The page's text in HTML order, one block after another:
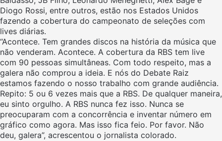
Diogo Rossi, entre outros, estão nos Estados Unidos
fazendo a cobertura do campeonato de seleções com
lives diárias.
“Acontece. Tem grandes discos na história da música que
não venderam. Acontece. A cobertura da RBS tem live
com 90 pessoas simultâneas. Com todo respeito, mas a
galera não comprou a ideia. E nós do Debate Raiz
estamos fazendo o nosso trabalho com grande audiência.
Repito: 5 ou 6 vezes mais que a RBS. De qualquer maneira,
eu sinto orgulho. A RBS nunca fez isso. Nunca se
preocuparam com a concorrência e inventar número em
gráfico como agora. Mas isso fica feio. Por favor. Não
deu, galera”, acrescentou o jornalista colorado.